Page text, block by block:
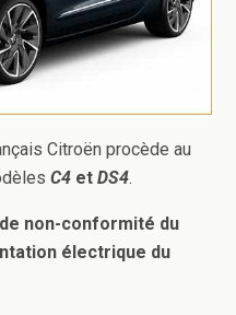
Citroën procède au
C4 et DS4.
non-conformité du
électrique du